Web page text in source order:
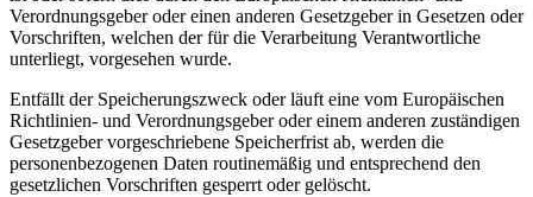
Verordnungsgeber oder einen anderen Gesetzgeber in Gesetzen oder
Vorschriften, welchen der für die Verarbeitung Verantwortliche
unterliegt, vorgesehen wurde.
Entfällt der Speicherungszweck oder läuft eine vom Europäischen
Richtlinien- und Verordnungsgeber oder einem anderen zuständigen
Gesetzgeber vorgeschriebene Speicherfrist ab, werden die
personenbezogenen Daten routinemäßig und entsprechend den
gesetzlichen Vorschriften gesperrt oder gelöscht.